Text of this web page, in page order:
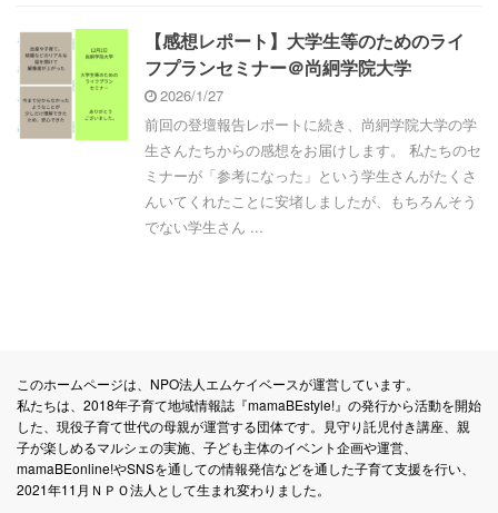
【感想レポート】大学生等のためのライ
フプランセミナー＠尚絅学院大学
2026/1/27
前回の登壇報告レポートに続き、尚絅学院大学の学
生さんたちからの感想をお届けします。 私たちのセ
ミナーが「参考になった」という学生さんがたくさ
んいてくれたことに安堵しましたが、もちろんそう
でない学生さん ...
このホームページは、NPO法人エムケイベースが運営しています。
私たちは、2018年子育て地域情報誌『mamaBEstyle!』の発行から活動を開始
した、現役子育て世代の母親が運営する団体です。見守り託児付き講座、親
子が楽しめるマルシェの実施、子ども主体のイベント企画や運営、
mamaBEonline!やSNSを通しての情報発信などを通した子育て支援を行い、
2021年11月ＮＰＯ法人として生まれ変わりました。